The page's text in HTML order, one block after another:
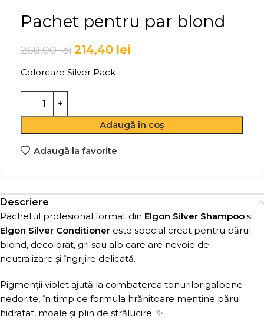
Pachet pentru par blond
268,00lei 214,40 lei
Colorcare Silver Pack
Adaugă în coș
Adaugă la favorite
Descriere
Pachetul profesional format din Elgon Silver Shampoo și
Elgon Silver Conditioner este special creat pentru părul
blond, decolorat, gri sau alb care are nevoie de
neutralizare și îngrijire delicată.
Pigmenții violet ajută la combaterea tonurilor galbene
nedorite, în timp ce formula hrănitoare menține părul
hidratat, moale și plin de strălucire. ✨